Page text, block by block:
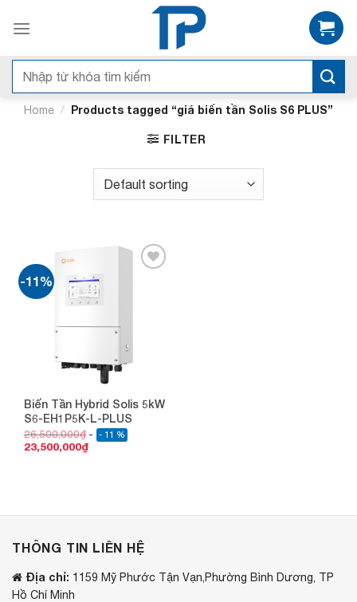
qua
dungSearch
Home / Products tagged “giá biến tần Solis S6 PLUS”
FILTER
-11%
Biến Tần Hybrid Solis 5kW
S6-EH1P5K-L-PLUS
26,500,000₫ - 11 %
23,500,000₫
THÔNG TIN LIÊN HỆ
Địa chỉ: 1159 Mỹ Phước Tận Vạn,Phường Bình Dương, TP
Hồ Chí Minh